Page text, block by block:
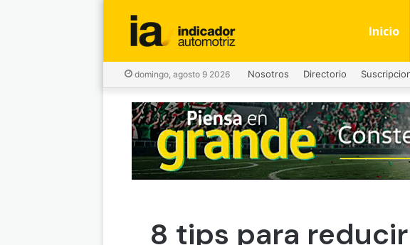
Inicio
domingo, agosto 9 2026 Nosotros Directorio
8 tips para